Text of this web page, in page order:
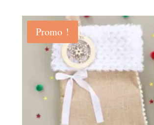
était :
16,50 €.
est :
13,00 €.
Promo !